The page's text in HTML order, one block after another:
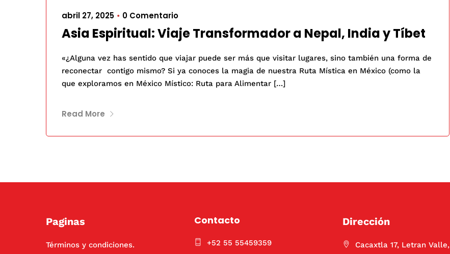
abril 27, 2025 • 0 Comentario
Asia Espiritual: Viaje Transformador a Nepal, India y Tíbet
«¿Alguna vez has sentido que viajar puede ser más que visitar lugares, sino también una forma de
reconectar contigo mismo? Si ya conoces la magia de nuestra Ruta Mística en México (como la
que exploramos en México Místico: Ruta para Alimentar […]
Read More
Paginas
Términos y condiciones.
Contacto
+52 55 55459359
Dirección
Cacaxtla 17, Letran Valle,